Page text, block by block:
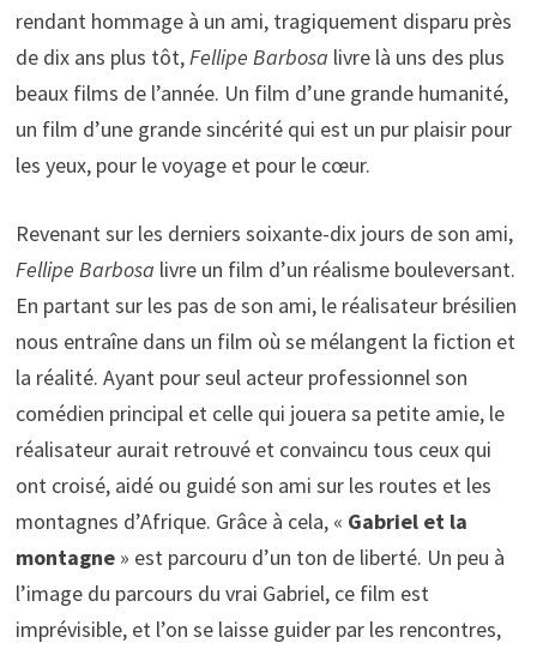
rendant hommage à un ami, tragiquement disparu près
de dix ans plus tôt,Fellipe Barbosa livre là uns des plus
beaux films de l’année. Un film d’une grande humanité,
un film d’une grande sincérité qui est un pur plaisir pour
les yeux, pour le voyage et pour le cœur.
Revenant sur les derniers soixante-dix jours de son ami,
Fellipe Barbosa livre un film d’un réalisme bouleversant.
En partant sur les pas de son ami, le réalisateur brésilien
nous entraîne dans un film où se mélangent la fiction et
la réalité. Ayant pour seul acteur professionnel son
comédien principal et celle qui jouera sa petite amie, le
réalisateur aurait retrouvé et convaincu tous ceux qui
ont croisé, aidé ou guidé son ami sur les routes et les
montagnes d’Afrique. Grâce à cela, « Gabriel et la
montagne» est parcouru d’un ton de liberté. Un peu à
l’image du parcours du vrai Gabriel, ce film est
imprévisible, et l’on se laisse guider par les rencontres,